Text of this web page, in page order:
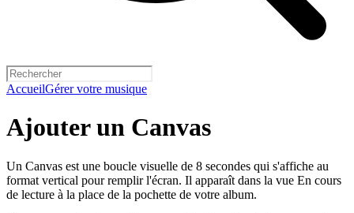
AccueilGérer votre musique
Ajouter un Canvas
Un Canvas est une boucle visuelle de 8 secondes qui s'affiche au
format vertical pour remplir l'écran. Il apparaît dans la vue En cours
de lecture à la place de la pochette de votre album.